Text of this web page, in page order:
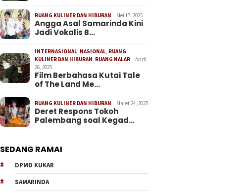
RUANG KULINER DAN HIBURAN Mei 17, 2025
Angga Asal Samarinda Kini
Jadi Vokalis B…
INTERNASIONAL NASIONAL RUANG
KULINER DAN HIBURAN RUANG NALAR
April
26, 2025
Film Berbahasa Kutai Tale
of The Land Me…
RUANG KULINER DAN HIBURAN Maret 24, 2025
Deret Respons Tokoh
Palembang soal Kegad…
SEDANG RAMAI
DPMD KUKAR
SAMARINDA